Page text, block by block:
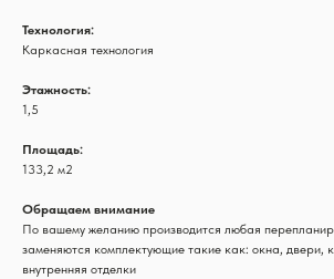
Технология:
Каркасная технология
Этажность:
1,5
Площадь:
133,2 м2
Обращаем внимание
По вашему желанию производится любая
заменяются комплектующие такие как: окна, двери,
внутренняя отделки